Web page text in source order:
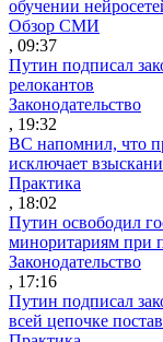
обучении
Обзор СМИ
, 09:37
Путин подписал
релокантов
Законодательство
, 19:32
ВС напомнил, что
исключает
Практика
, 18:02
Путин освободил
миноритариям при
Законодательство
, 17:16
Путин подписал
всей цепочке